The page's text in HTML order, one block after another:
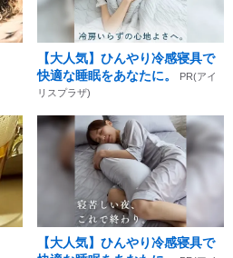
【大人気】ひんやり冷感寝具で
快適な睡眠をあなたに。
PR(アイ
リスプラザ)
【大人気】ひんやり冷感寝具で